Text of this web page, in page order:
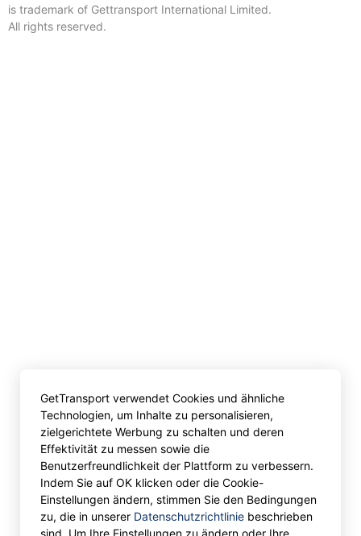
is trademark of Gettransport International Limited.
All rights reserved.
GetTransport verwendet Cookies und ähnliche
Technologien, um Inhalte zu personalisieren,
zielgerichtete Werbung zu schalten und deren
Effektivität zu messen sowie die
Benutzerfreundlichkeit der Plattform zu verbessern.
Indem Sie auf OK klicken oder die Cookie-
Einstellungen ändern, stimmen Sie den Bedingungen
zu, die in unserer Datenschutzrichtlinie beschrieben
sind. Um Ihre Einstellungen zu ändern oder Ihre